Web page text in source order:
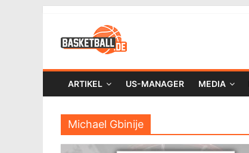
ARTIKEL US-MANAGER MEDIA
Michael Gbinije